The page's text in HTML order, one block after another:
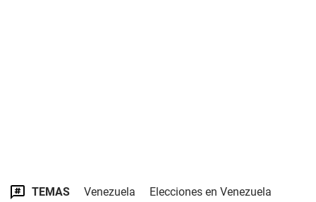
TEMAS Venezuela Elecciones en Venezuela